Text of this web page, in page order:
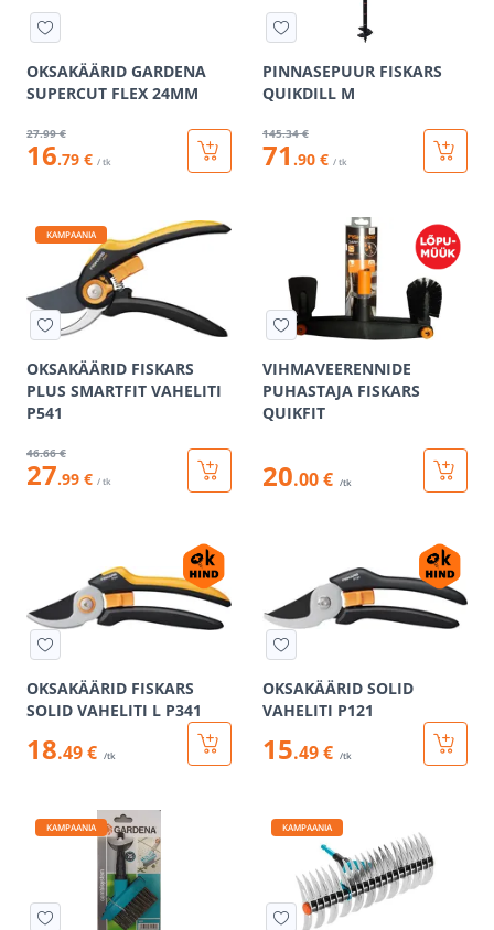
OKSAKÄÄRID GARDENA
SUPERCUT FLEX 24MM
27.99 €
16.79 € / tk
PINNASEPUUR FISKARS
QUIKDILL M
145.34 €
71 .90 € / tk
KAMPAANIA
OKSAKÄÄRID FISKARS
PLUS SMARTFIT VAHELITI
P541
46.66 €
27.99 € / tk
VIHMAVEERENNIDE
PUHASTAJA FISKARS
QUIKFIT
20.00 € /tk
OKSAKÄÄRID FISKARS
SOLID VAHELITI L P341
18.49 € /tk
OKSAKÄÄRID SOLID
VAHELITI P121
15.49 € /tk
KAMPAANIA KAMPAANIA